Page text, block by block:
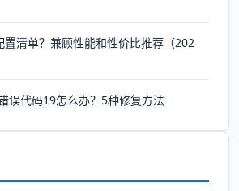
置清单？兼顾性能和性价比推荐（202
误代码19怎么办？5种修复方法